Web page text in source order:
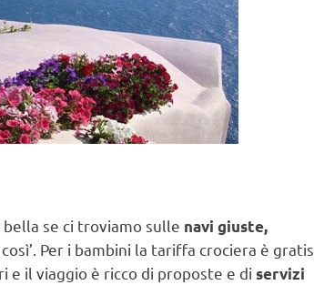
se ci troviamo sulle navi giuste,
Per i bambini la tariffa crociera è gratis
e il viaggio è ricco di proposte e di servizi